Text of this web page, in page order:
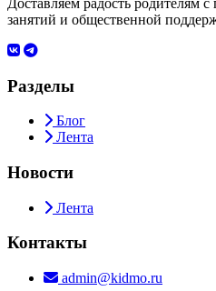
занятий и общественной
Разделы
Блог
Лента
Новости
Лента
Контакты
admin@kidmo.ru